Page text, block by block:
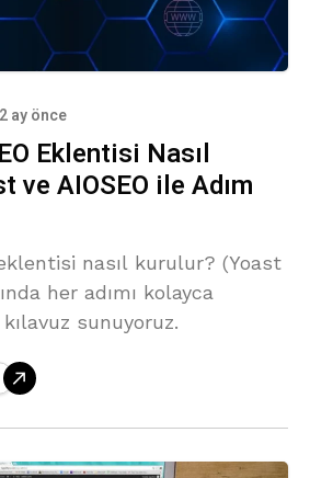
ay önce
Eklentisi Nasıl
ve AIOSEO ile Adım
nasıl kurulur? (Yoast
her adımı kolayca
sunuyoruz.